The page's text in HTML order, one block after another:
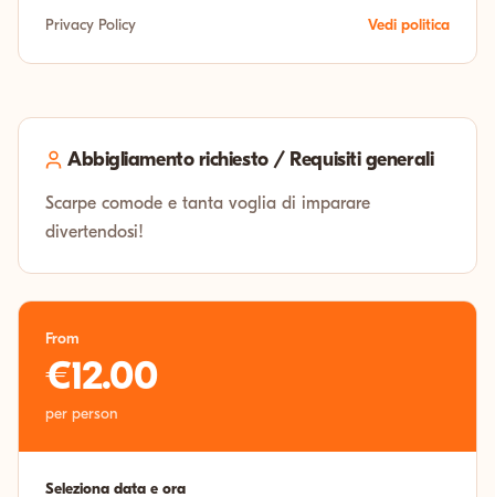
Privacy Policy
Vedi politica
Abbigliamento richiesto / Requisiti generali
Scarpe comode e tanta voglia di imparare
divertendosi!
From
€12.00
per person
Seleziona data e ora